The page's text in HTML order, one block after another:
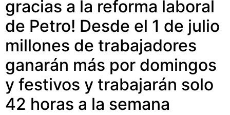
gracias a la reforma laboral
de Petro! Desde el 1 de julio
millones de trabajadores
ganarán más por domingos
y festivos y trabajarán solo
42 horas a la semana